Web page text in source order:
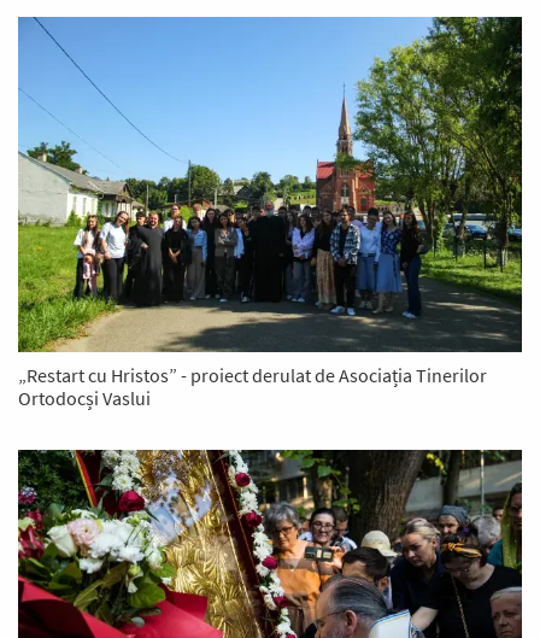
„Restart cu Hristos” - proiect derulat de Asociația Tinerilor
Ortodocși Vaslui